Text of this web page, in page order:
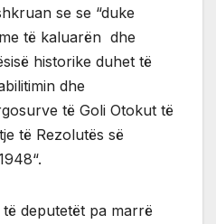
se se “duke
të kaluarën dhe
historike duhet të
dhe
të Goli Otokut të
të Rezolutës së
deputetët pa marrë